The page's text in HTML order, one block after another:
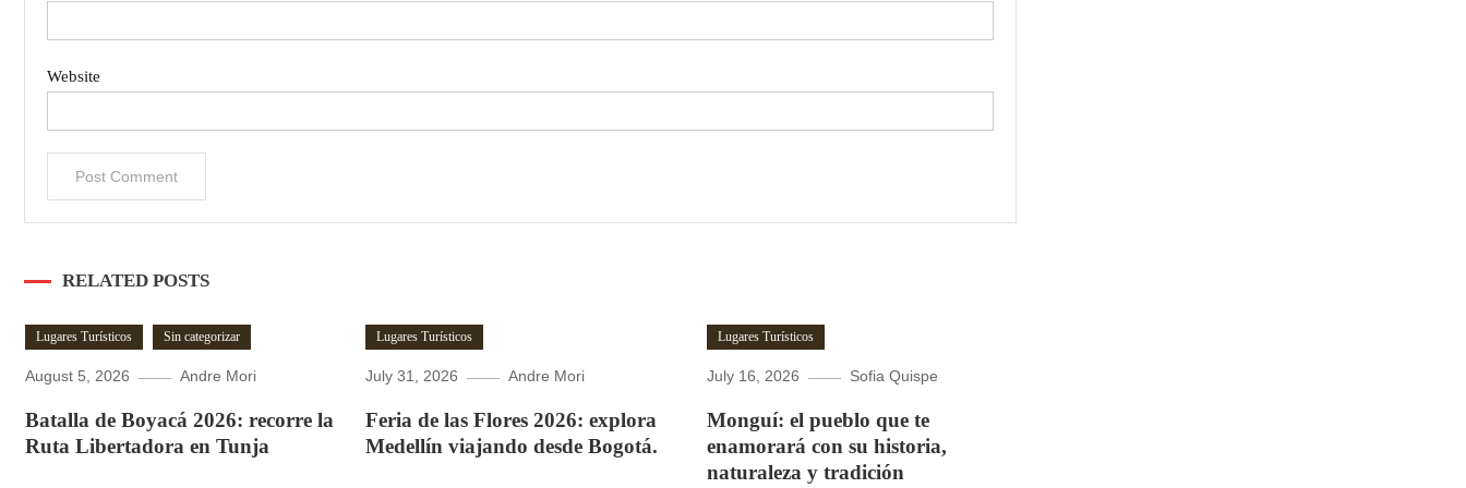
Website
RELATED POSTS
Lugares Turísticos Sin categorizar
August 5, 2026 Andre Mori
Batalla de Boyacá 2026: recorre la
Ruta Libertadora en Tunja
Lugares Turísticos
July 31, 2026 Andre Mori
Feria de las Flores 2026: explora
Medellín viajando desde Bogotá.
Lugares Turísticos
July 16, 2026 Sofia Quispe
Monguí: el pueblo que te
enamorará con su historia,
naturaleza y tradición